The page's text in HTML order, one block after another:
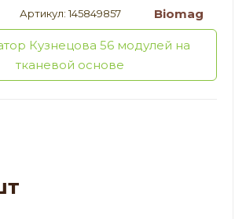
Артикул: 145849857 Biomag
Кузнецова 56 модулей на
тканевой основе